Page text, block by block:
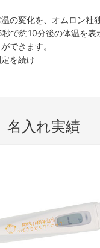
の変化を、オムロン社
で約10分後の体温を表
できます。
を続け
名入れ実績